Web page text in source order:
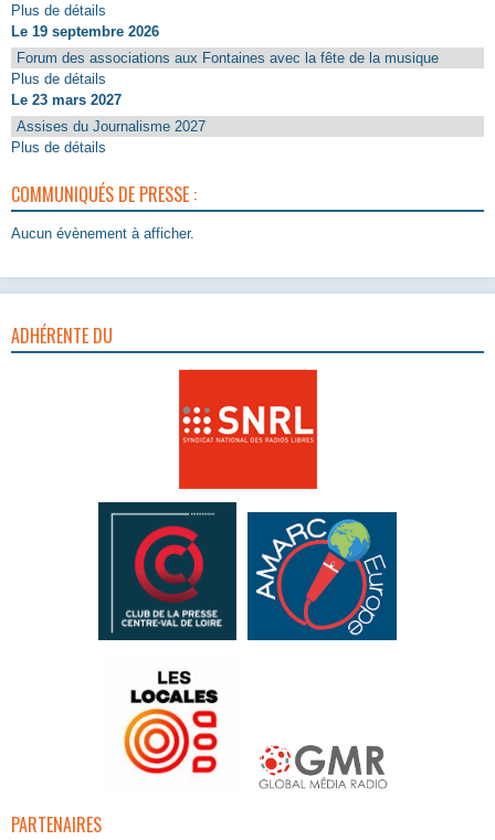
Plus de détails
Le 19 septembre 2026
Forum des associations aux Fontaines avec la fête de la musique
Plus de détails
Le 23 mars 2027
Assises du Journalisme 2027
Plus de détails
COMMUNIQUÉS DE PRESSE :
Aucun évènement à afficher.
ADHÉRENTE DU
PARTENAIRES